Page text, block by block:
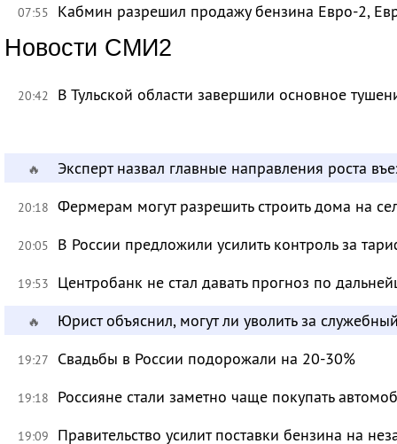
07:55 Кабмин разрешил продажу бензина Евро-2,
Новости СМИ2
20:42 В Тульской области завершили основное
🔥 Эксперт назвал главные направления роста
20:18 Фермерам могут разрешить строить дома на
20:05 В России предложили усилить контроль за
19:53 Центробанк не стал давать прогноз по
🔥 Юрист объяснил, могут ли уволить за
19:27 Свадьбы в России подорожали на 20-30%
19:18 Россияне стали заметно чаще покупать
19:09 Правительство усилит поставки бензина на